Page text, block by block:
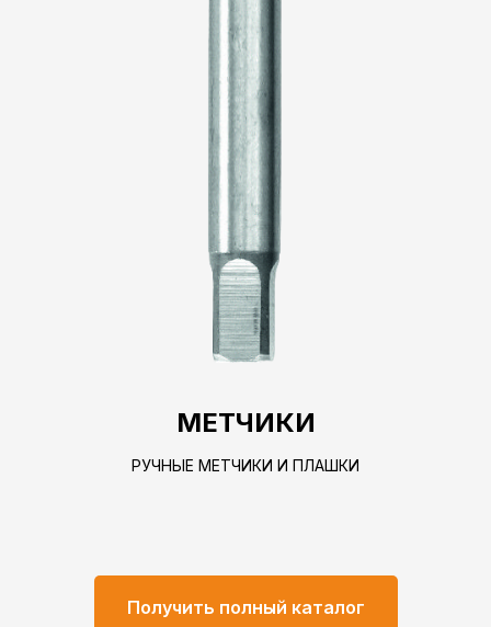
МЕТЧИКИ
РУЧНЫЕ МЕТЧИКИ И ПЛАШКИ
Получить полный каталог